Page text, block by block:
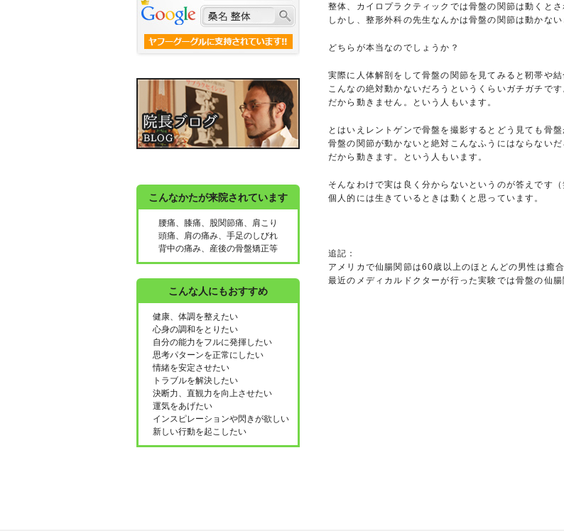
整体、カイロプラクティックでは骨盤の関節は動くとさ
しかし、整形外科の先生なんかは骨盤の関節は動かない
どちらが本当なのでしょうか？
実際に人体解剖をして骨盤の関節を見てみると靭帯や
こんなの絶対動かないだろうというくらいガチガチです
だから動きません。という人もいます。
とはいえレントゲンで骨盤を撮影するとどう見ても骨盤
骨盤の関節が動かないと絶対こんなふうにはならない
だから動きます。という人もいます。
そんなわけで実は良く分からないというのが答えです（
個人的には生きているときは動くと思っています。
追記：
アメリカで仙腸関節は60歳以上のほとんどの男性は癒
最近のメディカルドクターが行った実験では骨盤の仙
こんなかたが来院されています
腰痛、膝痛、股関節痛、肩こり
頭痛、肩の痛み、手足のしびれ
背中の痛み、産後の骨盤矯正等
こんな人にもおすすめ
健康、体調を整えたい
心身の調和をとりたい
自分の能力をフルに発揮したい
思考パターンを正常にしたい
情緒を安定させたい
トラブルを解決したい
決断力、直観力を向上させたい
運気をあげたい
インスピレーションや閃きが欲しい
新しい行動を起こしたい